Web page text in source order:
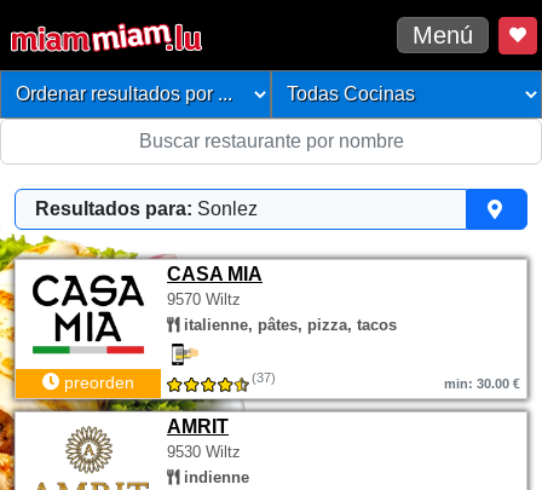
Menú
Resultados para: Sonlez
CASA MIA
9570 Wiltz
italienne, pâtes, pizza, tacos
preorden (37) min: 30.00 €
AMRIT
9530 Wiltz
indienne